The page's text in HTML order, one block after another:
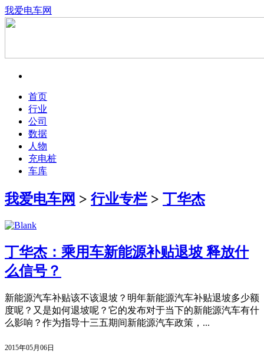
我爱电车网
首页
行业
公司
数据
人物
充电桩
车库
我爱电车网 > 行业专栏> 丁华杰
丁华杰：乘用车新能源补贴退坡 释放什
么信号？
新能源汽车补贴该不该退坡？明年新能源汽车补贴退坡多少额
度呢？又是如何退坡呢？它的发布对于当下的新能源汽车有什
么影响？作为指导十三五期间新能源汽车政策，...
2015年05月06日